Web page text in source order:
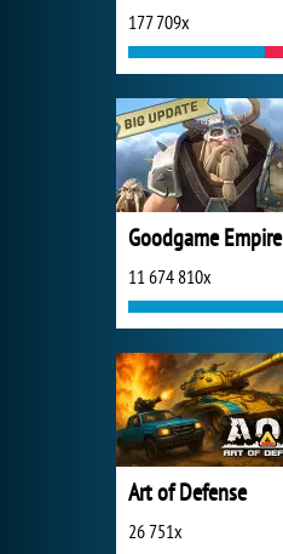
177 709x
Goodgame Empire
11 674 810x
Art of Defense
26 751x